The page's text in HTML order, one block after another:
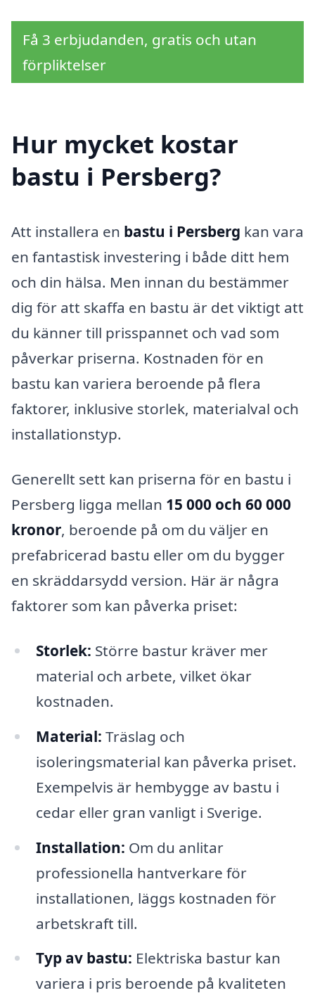
Få 3 erbjudanden, gratis och utan
förpliktelser
Hur mycket kostar
bastu i Persberg?
Att installera en bastu i Persberg kan vara
en fantastisk investering i både ditt hem
och din hälsa. Men innan du bestämmer
dig för att skaffa en bastu är det viktigt att
du känner till prisspannet och vad som
påverkar priserna. Kostnaden för en
bastu kan variera beroende på flera
faktorer, inklusive storlek, materialval och
installationstyp.
Generellt sett kan priserna för en bastu i
Persberg ligga mellan 15 000 och 60 000
kronor, beroende på om du väljer en
prefabricerad bastu eller om du bygger
en skräddarsydd version. Här är några
faktorer som kan påverka priset:
Storlek: Större bastur kräver mer
material och arbete, vilket ökar
kostnaden.
Material: Träslag och
isoleringsmaterial kan påverka priset.
Exempelvis är hembygge av bastu i
cedar eller gran vanligt i Sverige.
Installation: Om du anlitar
professionella hantverkare för
installationen, läggs kostnaden för
arbetskraft till.
Typ av bastu: Elektriska bastur kan
variera i pris beroende på kvaliteten